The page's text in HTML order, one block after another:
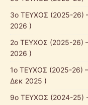
3ο ΤΕΥΧΟΣ (2025-26)
2026 )
2ο ΤΕΥΧΟΣ (2025-26)
2026 )
1ο ΤΕΥΧΟΣ (2025-26)
Δεκ 2025 )
9ο ΤΕΥΧΟΣ (2024-25)